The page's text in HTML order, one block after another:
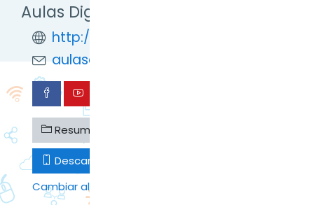
Aulas Digitales TDF
http://formaciondigital.tdf.gob.ar/
aulasdigitales.tdf@gmail.com
Resumen de retención de datos
Descargar la app para dispositivos móviles
Cambiar al tema estándar